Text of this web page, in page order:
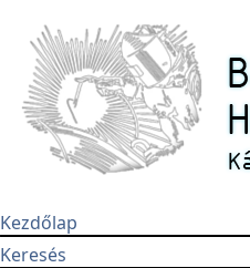
Kezdőlap
Keresés